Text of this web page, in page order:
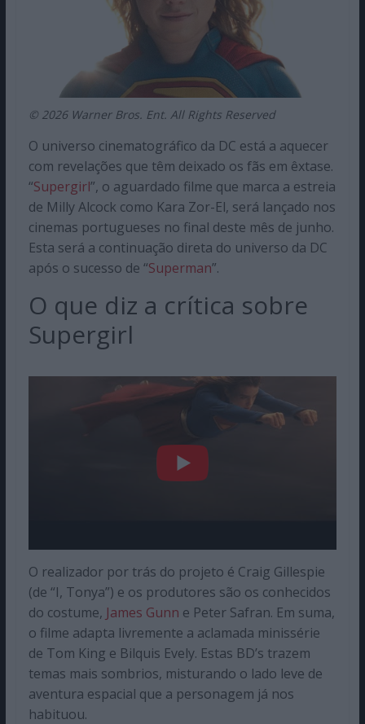
© 2026 Warner Bros. Ent. All Rights Reserved
O universo cinematográfico da DC está a aquecer
com revelações que têm deixado os fãs em êxtase.
“Supergirl”, o aguardado filme que marca a estreia
de Milly Alcock como Kara Zor-El, será lançado nos
cinemas portugueses no final deste mês de junho.
Esta será a continuação direta do universo da DC
após o sucesso de “Superman”.
O que diz a crítica sobre
Supergirl
O realizador por trás do projeto é Craig Gillespie
(de “I, Tonya”) e os produtores são os conhecidos
do costume, James Gunn e Peter Safran. Em suma,
o filme adapta livremente a aclamada minissérie
de Tom King e Bilquis Evely. Estas BD’s trazem
temas mais sombrios, misturando o lado leve de
aventura espacial que a personagem já nos
habituou.